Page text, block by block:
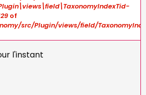
of
src/Plugin/views/field/
l'instant